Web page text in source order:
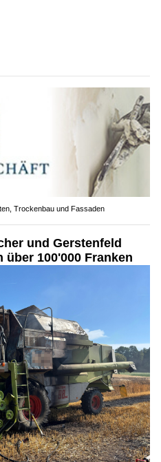
Trockenbau und Fassaden
und Gerstenfeld
über 100'000 Franken